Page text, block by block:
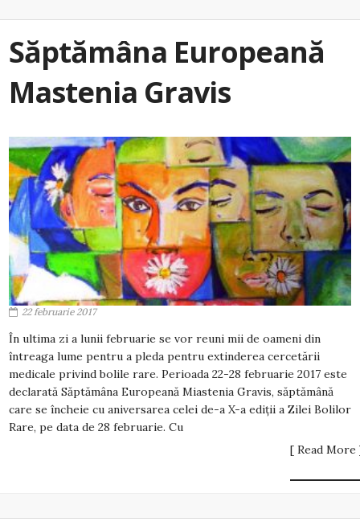
Săptămâna Europeană
Mastenia Gravis
22 februarie 2017
În ultima zi a lunii februarie se vor reuni mii de oameni din
întreaga lume pentru a pleda pentru extinderea cercetării
medicale privind bolile rare. Perioada 22-28 februarie 2017 este
declarată Săptămâna Europeană Miastenia Gravis, săptămână
care se încheie cu aniversarea celei de-a X-a ediţii a Zilei Bolilor
Rare, pe data de 28 februarie. Cu
[ Read More